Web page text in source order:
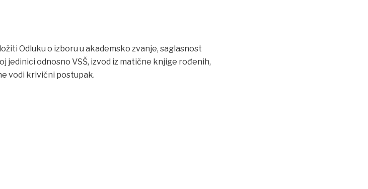
Odluku o izboru u akademsko zvanje, saglasnost
jedinici odnosno VSŠ, izvod iz matične knjige rođenih,
vodi krivični postupak.